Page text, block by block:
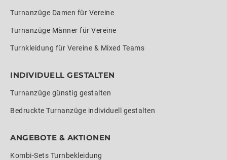
Turnanzüge Damen für Vereine
Turnanzüge Männer für Vereine
Turnkleidung für Vereine & Mixed Teams
INDIVIDUELL GESTALTEN
Turnanzüge günstig gestalten
Bedruckte Turnanzüge individuell gestalten
ANGEBOTE & AKTIONEN
Kombi-Sets Turnbekleidung